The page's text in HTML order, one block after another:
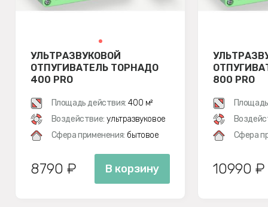
УЛЬТРАЗВУКОВОЙ
ОТПУГИВАТЕЛЬ ТОРНАДО
400 PRO
Площадь действия: 400 м²
Воздействие: ультразвуковое
Сфера применения: бытовое
8790 ₽ В корзину
800 PRO
Сфера
10990 ₽